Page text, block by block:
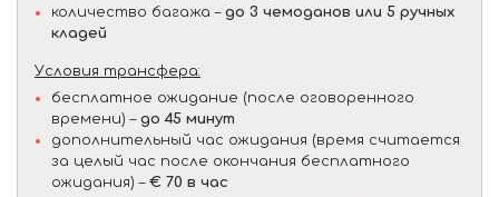
количество багажа – до 3 чемоданов или 5 ручных
кладей
Условия трансфера:
бесплатное ожидание (после оговоренного
времени) – до 45 минут
дополнительный час ожидания (время считается
за целый час после окончания бесплатного
ожидания) – € 70 в час